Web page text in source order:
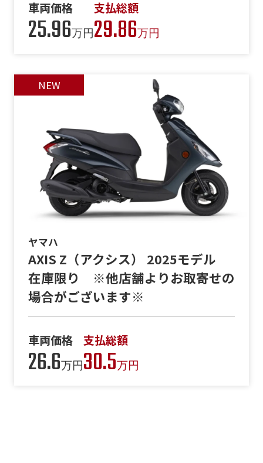
車両価格
25.96万円
支払総額
29.86万円
ヤマハ
AXIS Z（アクシス） 2025モデル
在庫限り ※他店舗よりお取寄せの
場合がございます※
車両価格
26.6万円
支払総額
30.5万円